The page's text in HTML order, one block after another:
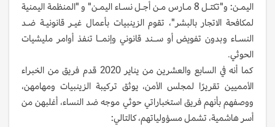
اليمـن: و"تكتـل 8 مـارس مـن أجـل نسـاء اليمـن" و "المنظمة اليمنية
لمكافحة الاتجار بالبشر"، تقوم الزينبيات بأعمال غيـر قانونيـة ضـد
النسـاء وبدون تفويض أو ســند قانوني وإنمــا تنفذ أوامر مليشيات
الحوثي.
كما أنه في السابع والعشرين من يناير 2020 قدم فريق من الخبراء
الأمميين تقريرًا لمجلس الأمن، يوثق تركيبة الزينبيات ومهامهن،
ووصفهم بأنهم فريق استخباراتي حوثي موجه ضد النساء، أغلبهن من
أسر هاشمية، تشمل مسؤولياتهم، كالتالي: